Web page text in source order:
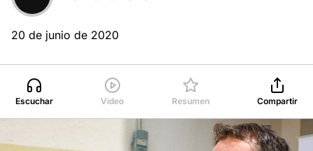
20 de junio de 2020
Escuchar Video Resumen Compartir